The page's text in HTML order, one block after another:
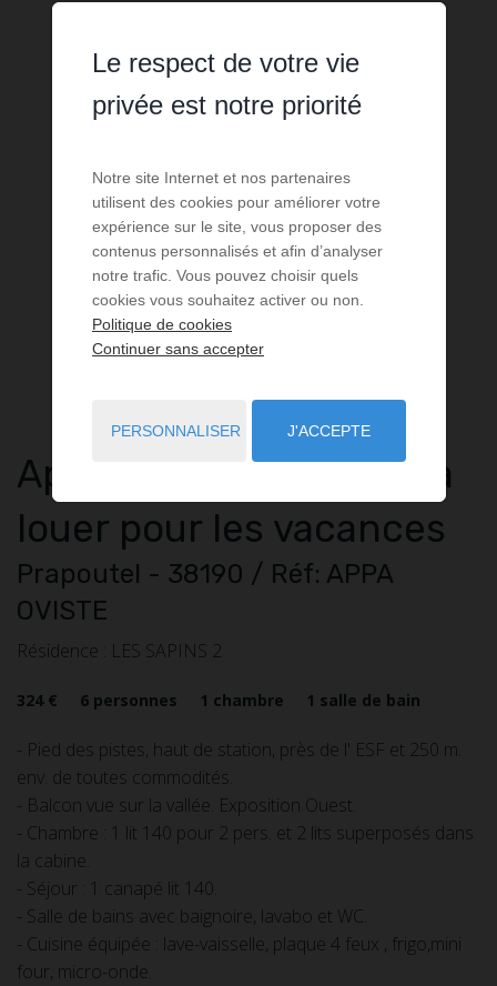
Appartement2 pièces
à
louer pour les vacances
Prapoutel - 38190 / Réf: APPA
OVISTE
Résidence : LES SAPINS 2
324 € 6 personnes 1 chambre 1 salle de bain
- Pied des pistes, haut de station, près de l' ESF et 250 m.
env. de toutes commodités.
- Balcon vue sur la vallée. Exposition Ouest.
- Chambre : 1 lit 140 pour 2 pers. et 2 lits superposés dans
la cabine.
- Séjour : 1 canapé lit 140.
- Salle de bains avec baignoire, lavabo et WC.
- Cuisine équipée : lave-vaisselle, plaque 4 feux , frigo,mini
four, micro-onde.​
Le respect de votre vie
privée est notre priorité
Notre site Internet et nos partenaires
utilisent des cookies pour améliorer votre
expérience sur le site, vous proposer des
contenus personnalisés et afin d’analyser
notre trafic. Vous pouvez choisir quels
cookies vous souhaitez activer ou non.
Politique de cookies
Continuer sans accepter
PERSONNALISER J'ACCEPTE